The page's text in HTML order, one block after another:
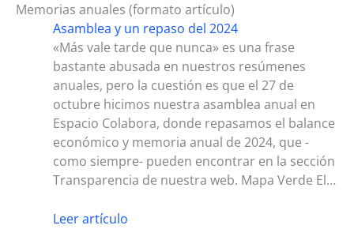
Memorias anuales (formato artículo)
Asamblea y un repaso del 2024
«Más vale tarde que nunca» es una frase
bastante abusada en nuestros resúmenes
anuales, pero la cuestión es que el 27 de
octubre hicimos nuestra asamblea anual en
Espacio Colabora, donde repasamos el balance
económico y memoria anual de 2024, que -
como siempre- pueden encontrar en la sección
Transparencia de nuestra web. Mapa Verde El…
Leer artículo